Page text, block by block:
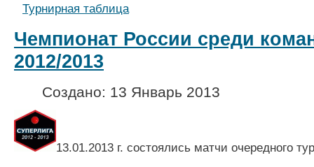
Турнирная таблица
Чемпионат России среди
2012/2013
Создано: 13 Январь 2013
13.01.2013 г. состоялись матчи очередного